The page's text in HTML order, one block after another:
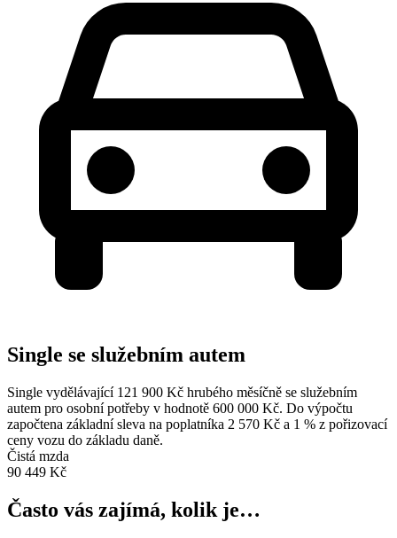
Single se služebním autem
Single vydělávající 121 900 Kč hrubého měsíčně se služebním
autem pro osobní potřeby v hodnotě 600 000 Kč. Do výpočtu
započtena základní sleva na poplatníka 2 570 Kč a 1 % z pořizovací
ceny vozu do základu daně.
Čistá mzda
90 449 Kč
Často vás zajímá, kolik je…